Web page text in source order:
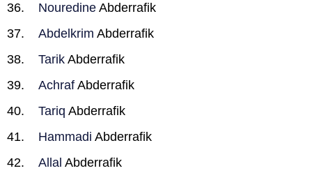
Nouredine Abderrafik
Abdelkrim Abderrafik
Tarik Abderrafik
Achraf Abderrafik
Tariq Abderrafik
Hammadi Abderrafik
Allal Abderrafik